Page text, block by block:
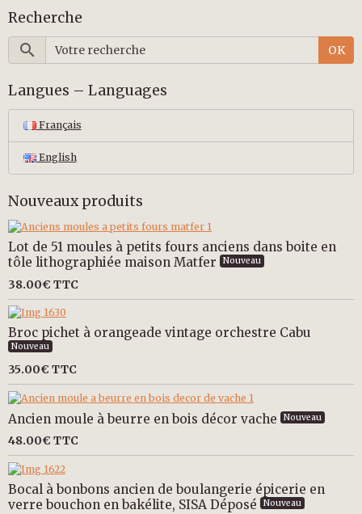
Recherche
OK
Langues – Languages
Français
English
Nouveaux produits
Lot de 51 moules à petits fours anciens dans boite en
tôle lithographiée maison Matfer
Nouveau
38.00€ TTC
Broc pichet à orangeade vintage orchestre Cabu
Nouveau
35.00€ TTC
Ancien moule à beurre en bois décor vache Nouveau
48.00€ TTC
Bocal à bonbons ancien de boulangerie épicerie en
verre bouchon en bakélite, SISA Déposé
Nouveau